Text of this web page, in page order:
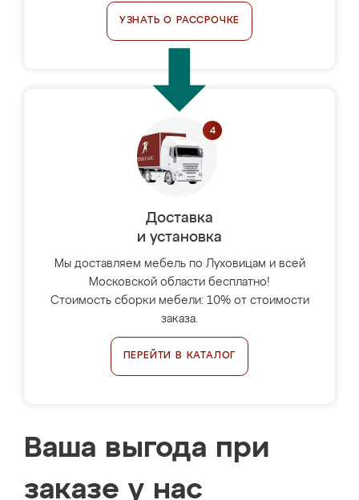
УЗНАТЬ О РАССРОЧКЕ
Доставка
и установка
Мы доставляем мебель по Луховицам и всей
Московской области бесплатно!
Стоимость сборки мебели: 10% от стоимости
заказа.
ПЕРЕЙТИ В КАТАЛОГ
Ваша выгода при
заказе у нас